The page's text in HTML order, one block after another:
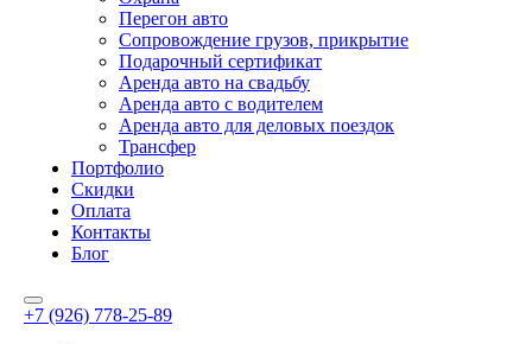
Перегон авто
Сопровождение грузов, прикрытие
Подарочный сертификат
Аренда авто на свадьбу
Аренда авто с водителем
Аренда авто для деловых поездок
Трансфер
Портфолио
Скидки
Оплата
Контакты
Блог
+7 (926) 778-25-89